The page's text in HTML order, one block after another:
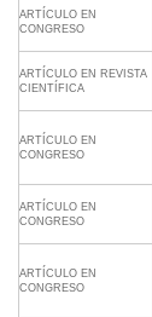
ARTÍCULO EN
CONGRESO
ARTÍCULO EN REVISTA
CIENTÍFICA
ARTÍCULO EN
CONGRESO
ARTÍCULO EN
CONGRESO
ARTÍCULO EN
CONGRESO